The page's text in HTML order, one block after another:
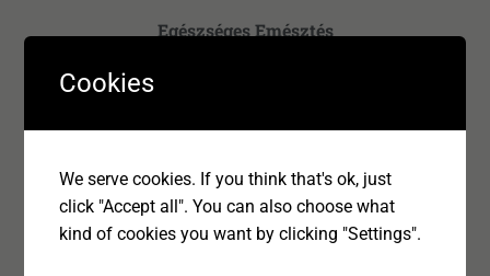
Egészséges Emésztés
segítse a hasznos baktériumok fejlődését, így támogatva a
Cookies
We serve cookies. If you think that's ok, just
click "Accept all". You can also choose what
kind of cookies you want by clicking "Settings".